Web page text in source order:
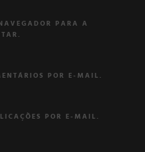
PARA A
POR E-MAIL.
POR E-MAIL.